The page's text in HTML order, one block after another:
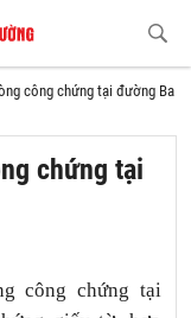
công chứng tại đường Ba
chứng tại
công chứng tại